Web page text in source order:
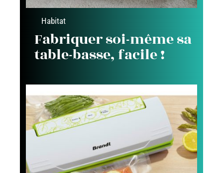
Habitat
Fabriquer soi-même sa
table-basse, facile !